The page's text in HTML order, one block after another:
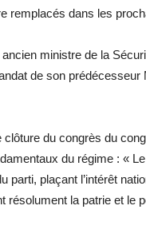
remplacés dans les
ministre de la
de son
du congrès du
du régime : «
parti, plaçant l’intérêt
résolument la patrie et le